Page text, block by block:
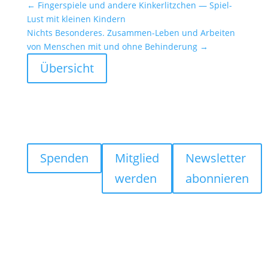
← Finger­spiele und andere Kinker­litz­chen — Spiel-
Lust mit kleinen Kindern
Nichts Beson­deres. Zusammen-Leben und Arbeiten
von Menschen mit und ohne Behin­de­rung→
Übersicht
Spenden
Mitglied
werden
Newsletter
abonnieren